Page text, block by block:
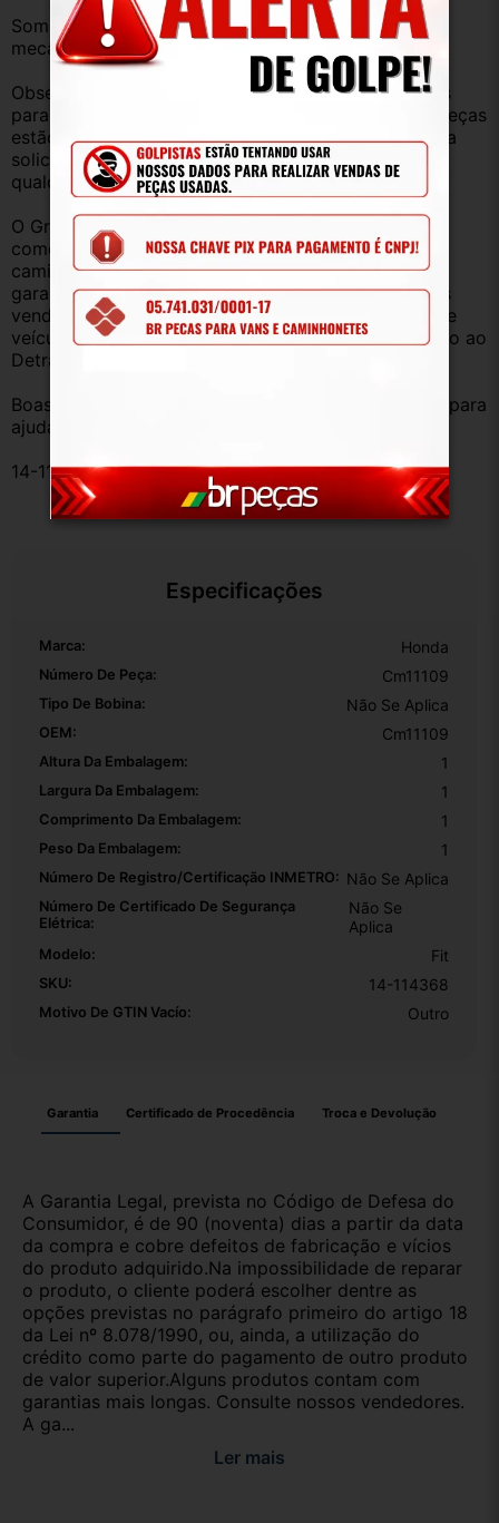
Somos uma empresa com amplo estoque de peças
mecânica, lataria, acessórios, entre outros.
Observação: Considerando que recebemos veículos
para retirada de peças diariamente, nem todas as peças
estão anunciadas, desta forma, fique à vontade para
solicitar qualquer peça, de qualquer veículo, em
qualquer um de nossos anúncios.
O Grupo Br Truck Peças está há 25 anos
comercializando peças para caminhões, vans,
caminhonetes, automóveis e utilitários. Todas com
garantia de procedência e funcionamento. Produtos
vendidos somente com Nota Fiscal e proveniente de
veículo sucata – TODOS devidamente baixados junto ao
Detran.
Boas compras e sempre que precisar estamos aqui para
ajudar!
14-114368
Especificações
Marca: Honda
Número De Peça: Cm11109
Tipo De Bobina: Não Se Aplica
OEM: Cm11109
Altura Da Embalagem: 1
Largura Da Embalagem: 1
Comprimento Da Embalagem: 1
Peso Da Embalagem: 1
Número De Registro/certificação INMETRO: Não Se Aplica
Número De Certificado De Segurança
Elétrica:
Não Se
Aplica
Modelo: Fit
SKU: 14-114368
Motivo De GTIN Vacío: Outro
Garantia Certificado de Procedência Troca e Devolução
A Garantia Legal, prevista no Código de Defesa do
Consumidor, é de 90 (noventa) dias a partir da data
da compra e cobre defeitos de fabricação e vícios
do produto adquirido.Na impossibilidade de reparar
o produto, o cliente poderá escolher dentre as
opções previstas no parágrafo primeiro do artigo 18
da Lei nº 8.078/1990, ou, ainda, a utilização do
crédito como parte do pagamento de outro produto
de valor superior.Alguns produtos contam com
garantias mais longas. Consulte nossos vendedores.
A ga...
Ler mais